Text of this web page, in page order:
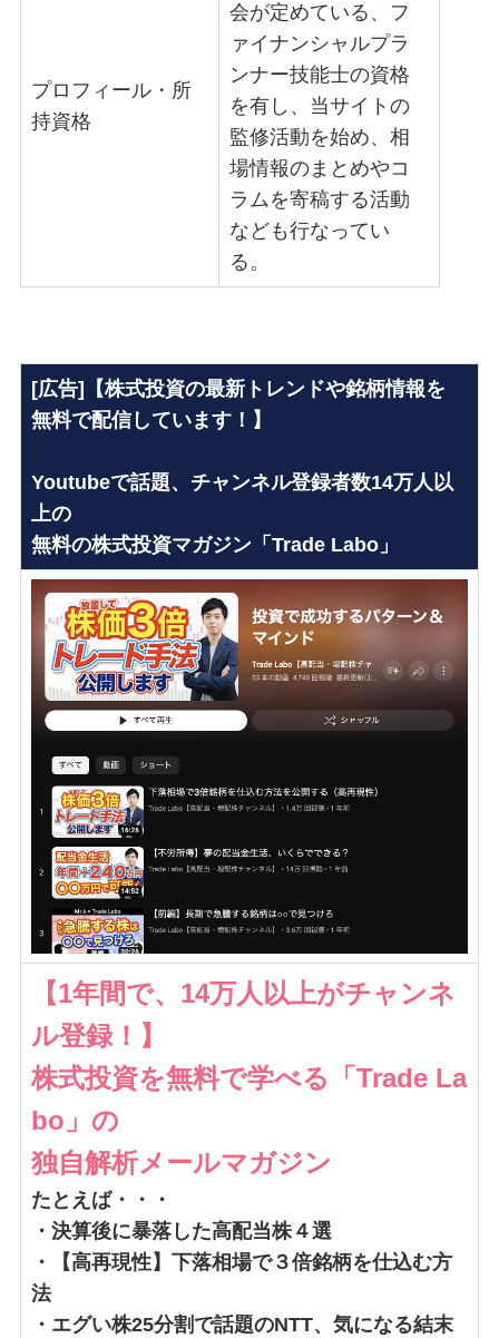
プロフィール・所
持資格
会が定めている、フ
ァイナンシャルプラ
ンナー技能士の資格
を有し、当サイトの
監修活動を始め、相
場情報のまとめやコ
ラムを寄稿する活動
なども行なってい
る。
[広告]【株式投資の最新トレンドや銘柄情報を
無料で配信しています！】
Youtubeで話題、チャンネル登録者数14万人以
上の
無料の株式投資マガジン「Trade Labo」
【1年間で、14万人以上がチャンネ
ル登録！】
株式投資を無料で学べる「Trade La
bo」の
独自解析メールマガジン
たとえば・・・
・決算後に暴落した高配当株４選
・【高再現性】下落相場で３倍銘柄を仕込む方
法
・エグい株25分割で話題のNTT、気になる結末